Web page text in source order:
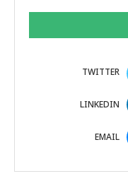
TWITTER
LINKEDIN
EMAIL